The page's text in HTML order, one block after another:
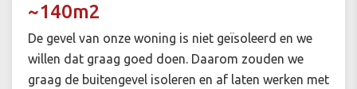
~140m2
De gevel van onze woning is niet geïsoleerd en we
willen dat graag goed doen. Daarom zouden we
graag de buitengevel isoleren en af laten werken met